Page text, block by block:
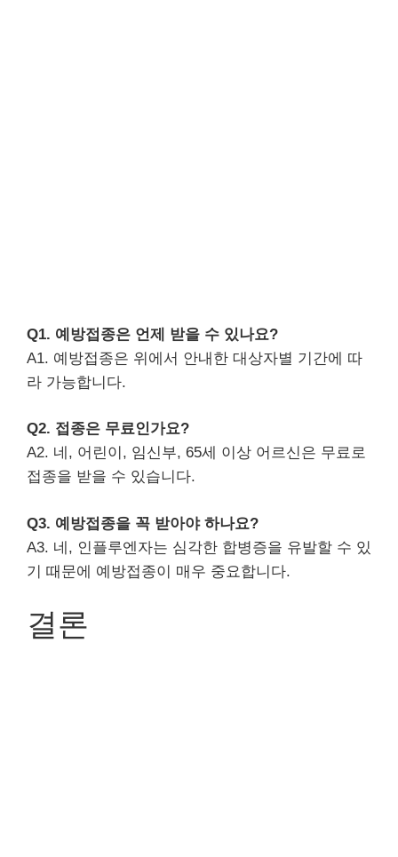
Q1. 예방접종은 언제 받을 수 있나요?
A1. 예방접종은 위에서 안내한 대상자별 기간에 따
라 가능합니다.
Q2. 접종은 무료인가요?
A2. 네, 어린이, 임신부, 65세 이상 어르신은 무료로
접종을 받을 수 있습니다.
Q3. 예방접종을 꼭 받아야 하나요?
A3. 네, 인플루엔자는 심각한 합병증을 유발할 수 있
기 때문에 예방접종이 매우 중요합니다.
결론